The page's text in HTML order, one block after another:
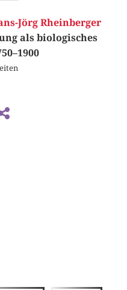
Jörg Rheinberger
als biologisches